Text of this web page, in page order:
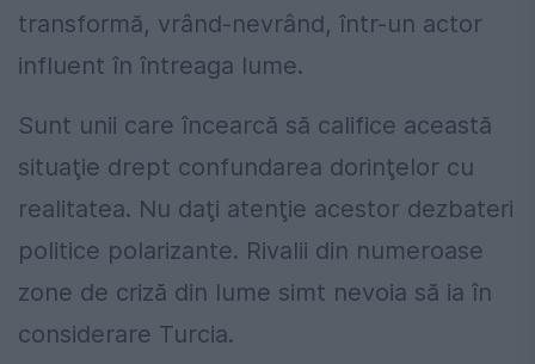
transformă, vrând-nevrând, într-un actor
influent în întreaga lume.
Sunt unii care încearcă să califice această
situaţie drept confundarea dorinţelor cu
realitatea. Nu daţi atenţie acestor dezbateri
politice polarizante. Rivalii din numeroase
zone de criză din lume simt nevoia să ia în
considerare Turcia.